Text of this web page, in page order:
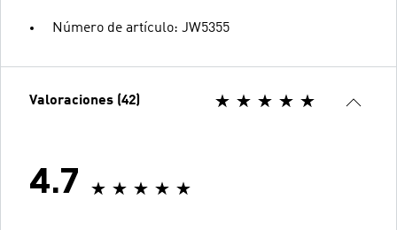
Número de artículo: JW5355
Valoraciones (42)
4.7